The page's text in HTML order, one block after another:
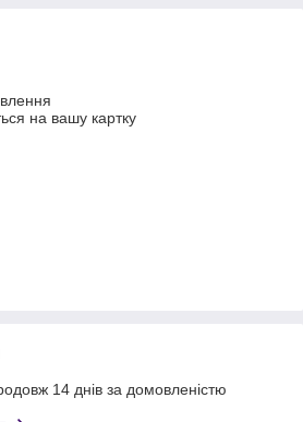
на вашу картку
14 днів за домовленістю